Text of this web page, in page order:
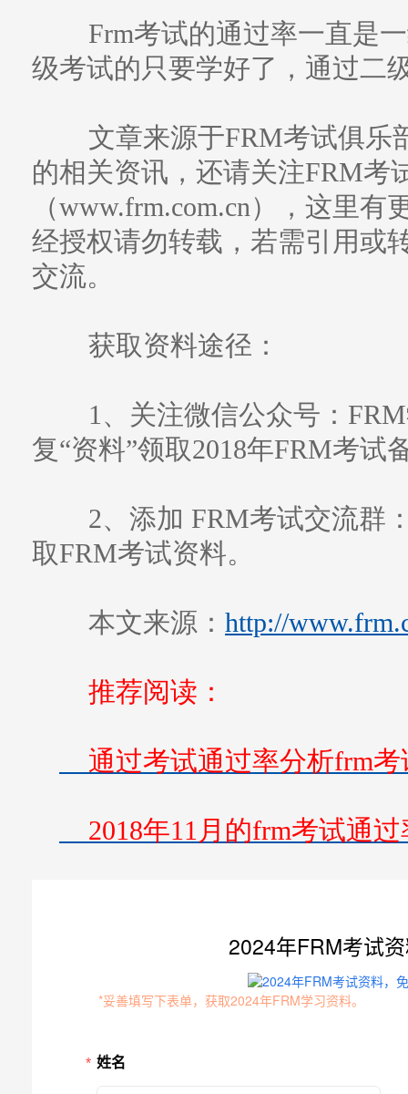
Frm考试的通过率一直是
级考试的只要学好了，通过二
文章来源于FRM考试俱乐
的相关资讯，还请关注FRM考
（www.frm.com.cn），这里
经授权请勿转载，若需引用或
交流。
获取资料途径：
1、关注微信公众号：
复“资料”领取2018年FRM考试
2、添加 FRM考试交流群
取FRM考试资料。
本文来源： http://
推荐阅读：
通过考试通过率分析frm考
2018年11月的frm考试通